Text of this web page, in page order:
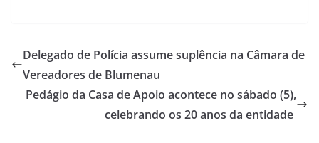
Delegado de Polícia assume suplência na Câmara de
Vereadores de Blumenau
Pedágio da Casa de Apoio acontece no sábado (5),
celebrando os 20 anos da entidade